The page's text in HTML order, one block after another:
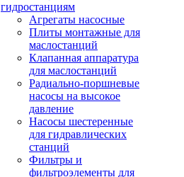
гидростанциям
Агрегаты насосные
Плиты монтажные для
маслостанций
Клапанная аппаратура
для маслостанций
Радиально-поршневые
насосы на высокое
давление
Насосы шестеренные
для гидравлических
станций
Фильтры и
фильтроэлементы для